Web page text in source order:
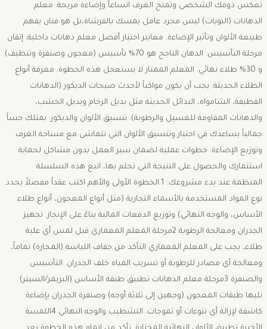
تعكس ذوقك الشخصي وتمنح الغرف اتساعاً وإضاءة مريحة. معلم
الدهانات (البويات) ليس مجرد عامل يمسك بالفرشاة،بل هو فنان يفهم
طبيعة الألوان وتأثير الإضاءة. معايير اختيار أفضل معلم دهانات داخلية: ​إتقان
مرحلة التأسيس: الدهان الناجح هو 70% تأسيس (معجون وصنفرة وتنظيف)
و 30% طلاء نهائي. المعلم الممتاز لا يستعجل هذه الخطوة. ​معرفة أنواع
الطلاء الحديثة: يجب أن يكون مواكباً لأحدث صيحات الديكور (الدهانات
القطيفة، الشامواه، البدائل الحديثة مثل بديل الرخام وبديل الخشب،
والدهانات المقاومة للغسيل والرطوبة). ​تنسيق الألوان والديكور: يمتلك حساً
جمالياً يساعدك في اختيار وتنسيق الألوان التي تتماشى مع مساحة الغرف
وتوزيع الإضاءة. ​خطوات عملية لضمان سير العمل بدون مشاكل ​لحماية
استثمارك والحصول على النتيجة التي تحلم بها، اتبع هذه السلسلة
المنظمة عند بدء مشروعك: 1.الخطوة الأولى والأهم اكتب عقداً مفصلاً يحدد
نوع المواد المستخدمة بالأسماء التجارية (مثل أنواع المعجون، أنواع طلاء
الأساس، والوجه النهائي) وتوزيع الدفعات المالية بناءً على الإنجاز. تجهيز
الجدران ومعالجة الرطوبة 2مرحلة المعلم المعماري قبل لمس أي علبة
طلاء، يجب على المعلم المعماري التأكد من جفاف اللياسة (المحارة) تماماً،
ومعالجة أي مصادر للرطوبة أو تسريب المياه خلف الجدران. التأسيس
والصنفرة 3مرحلة معلم الدهانات تطبيق طبقة الأساس (البريمر/السيتر)
تليها طبقات المعجون (وجهين إلى ثلاثة أوجه) وصنفرة الجدران بإضاءة
كاشفة لإزالة أي نتوءات أو تموجات. التشطيب والوجه النهائي 4اللمسة